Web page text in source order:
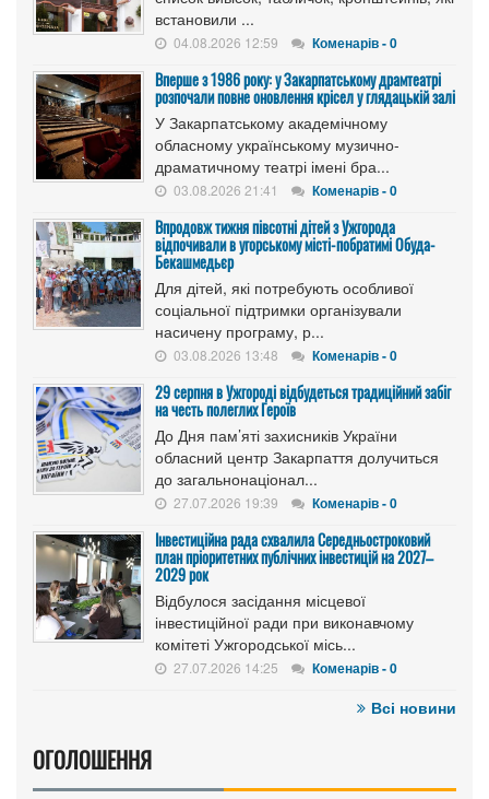
встановили ...
04.08.2026 12:59 Коменарів - 0
Вперше з 1986 року: у Закарпатському драмтеатрі
розпочали повне оновлення крісел у глядацькій залі
У Закарпатському академічному
обласному українському музично-
драматичному театрі імені бра...
03.08.2026 21:41 Коменарів - 0
Впродовж тижня півсотні дітей з Ужгорода
відпочивали в угорському місті-побратимі Обуда-
Бекашмедьєр
Для дітей, які потребують особливої
соціальної підтримки організували
насичену програму, р...
03.08.2026 13:48 Коменарів - 0
29 серпня в Ужгороді відбудеться традиційний забіг
на честь полеглих Героїв
До Дня пам’яті захисників України
обласний центр Закарпаття долучиться
до загальнонаціонал...
27.07.2026 19:39 Коменарів - 0
Інвестиційна рада схвалила Середньостроковий
план пріоритетних публічних інвестицій на 2027–
2029 рок
Відбулося засідання місцевої
інвестиційної ради при виконавчому
комітеті Ужгородської місь...
27.07.2026 14:25 Коменарів - 0
Всі новини
ОГОЛОШЕННЯ